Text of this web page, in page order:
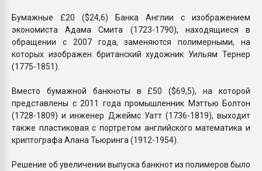
Бумажные £20 ($24,6) Банка Англии с изображением
экономиста Адама Смита (1723-1790), находящиеся в
обращении с 2007 года, заменяются полимерными, на
которых изображен британский художник Уильям Тернер
(1775-1851).
Вместо бумажной банкноты в £50 ($69,5), на которой
представлены с 2011 года промышленник Мэттью Болтон
(1728-1809) и инженер Джеймс Уатт (1736-1819), выходит
также пластиковая с портретом английского математика и
криптографа Алана Тьюринга (1912-1954).
Решение об увеличении выпуска банкнот из полимеров было